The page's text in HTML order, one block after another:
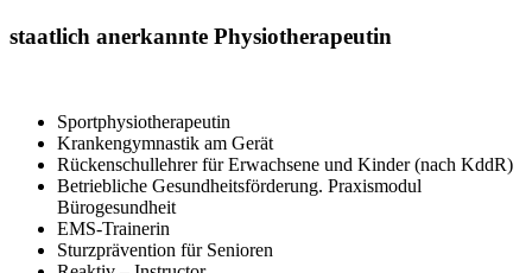
staatlich anerkannte Physiotherapeutin
Sportphysiotherapeutin
Krankengymnastik am Gerät
Rückenschullehrer für Erwachsene und Kinder (nach KddR)
Betriebliche Gesundheitsförderung. Praxismodul
Bürogesundheit
EMS-Trainerin
Sturzprävention für Senioren